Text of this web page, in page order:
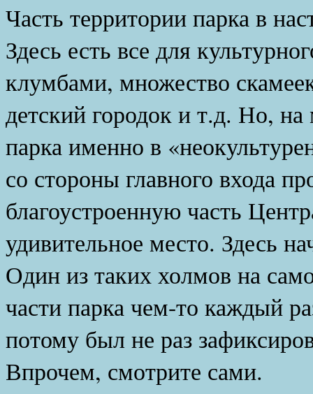
Часть территории парка в
Здесь есть все для
клумбами, множество
детский городок и т.д. Но, на
парка именно в
со стороны главного входа
благоустроенную часть
удивительное место. Здесь
Один из таких холмов на
части парка чем-то каждый
потому был не раз
Впрочем, смотрите сами.